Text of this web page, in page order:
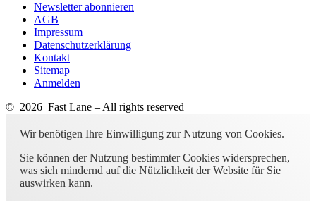
Newsletter abonnieren
AGB
Impressum
Datenschutzerklärung
Kontakt
Sitemap
Anmelden
© 2026 Fast Lane – All rights reserved
Wir benötigen Ihre Einwilligung zur Nutzung von Cookies.
Sie können der Nutzung bestimmter Cookies widersprechen,
was sich mindernd auf die Nützlichkeit der Website für Sie
auswirken kann.